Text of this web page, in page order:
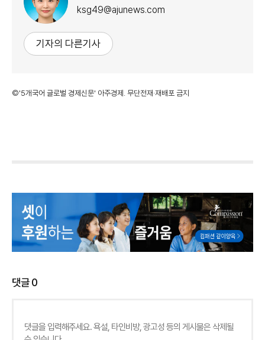
ksg49@ajunews.com
기자의 다른기사
©'5개국어 글로벌 경제신문' 아주경제. 무단전재·재배포 금지
댓글0